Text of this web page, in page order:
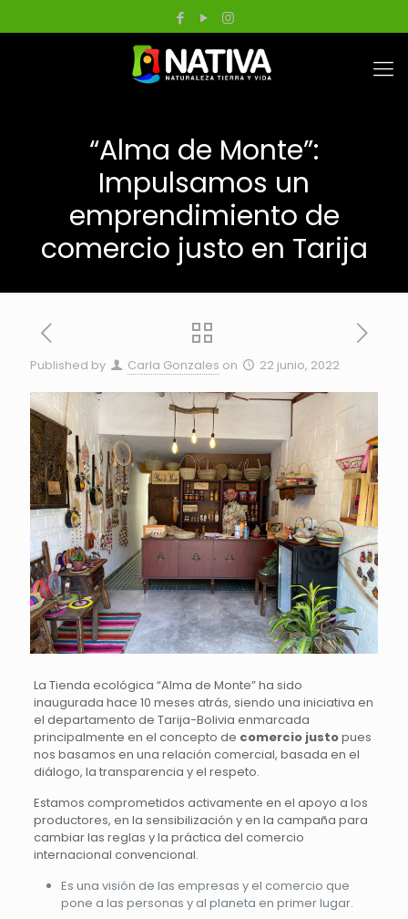
“Alma de Monte”:
Impulsamos un
emprendimiento de
comercio justo en Tarija
Published by Carla Gonzales on 22 junio, 2022
La Tienda ecológica “Alma de Monte” ha sido
inaugurada hace 10 meses atrás, siendo una iniciativa en
el departamento de Tarija-Bolivia enmarcada
principalmente en el concepto de comercio justopues
nos basamos en una relación comercial, basada en el
diálogo, la transparencia y el respeto.
Estamos comprometidos activamente en el apoyo a los
productores, en la sensibilización y en la campaña para
cambiar las reglas y la práctica del comercio
internacional convencional.
Es una visión de las empresas y el comercio que
pone a las personas y al planeta en primer lugar.